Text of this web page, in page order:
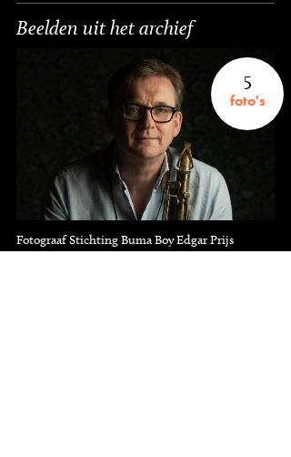
Beelden uit het archief
5
foto's
Fotograaf Stichting Buma Boy Edgar Prijs